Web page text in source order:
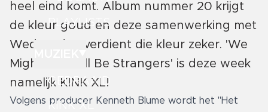
PLAYLISTS
GEDRAAID
KINK XL
heel eind komt. Album nummer 20 krijgt
de kleur goud en deze samenwerking met
Wednesday verdient die kleur zeker. 'We
Might As Well Be Strangers' is deze week
namelijk KINK XL!
Volgens producer Kenneth Blume wordt het "Het